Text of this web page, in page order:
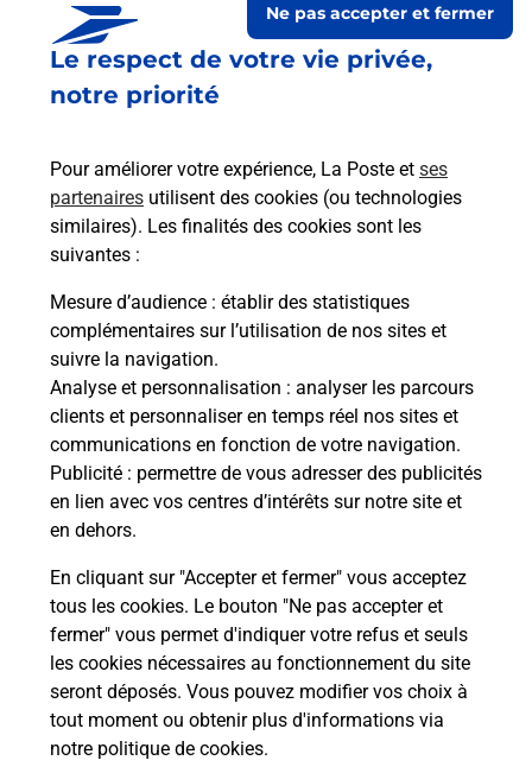
Le respect de votre vie privée,
notre priorité
Pour améliorer votre expérience, La Poste et ses
partenaires utilisent des cookies (ou technologies
similaires). Les finalités des cookies sont les
suivantes :
Mesure d’audience : établir des statistiques
complémentaires sur l’utilisation de nos sites et
suivre la navigation.
Analyse et personnalisation : analyser les parcours
clients et personnaliser en temps réel nos sites et
communications en fonction de votre navigation.
Publicité : permettre de vous adresser des publicités
en lien avec vos centres d’intérêts sur notre site et
en dehors.
En cliquant sur "Accepter et fermer" vous acceptez
tous les cookies. Le bouton "Ne pas accepter et
fermer" vous permet d'indiquer votre refus et seuls
les cookies nécessaires au fonctionnement du site
seront déposés. Vous pouvez modifier vos choix à
tout moment ou obtenir plus d'informations via
notre politique de cookies.
Ne pas accepter et fermer
Est-il possible d’acheter un
emballage directement depuis un
Comment demander une
modification de livraison ?
Comment La Poste participe-t-elle
à votre sécurité au quotidien ?
Puis-je passer mon code de la route
avec La Poste et sous quelles
conditions ?
Localiser Liste Marne VILLE DOMMANGE